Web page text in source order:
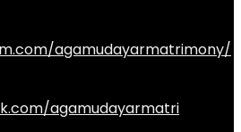
agamudayarmatrimony/
agamudayarmatri